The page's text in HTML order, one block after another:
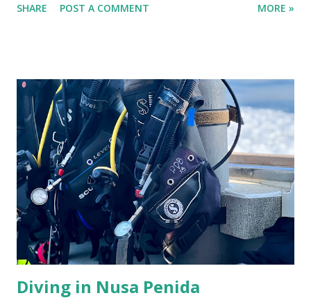
di kamar mandi, saat Bali berminggu-minggu hujan yang
ambil resiko. Makanan berjamur dikit aja gw buang apalagi
ini yang masuk ke tubuh lewat bagian yang juga bisa rawan
terserang jamur. Karena sudah wishlist Filmore Girlfriend
menstrual cup lama banget, akhirnya gw beli ya karena
butuh juga. Punya menstrual cup satu aja cukup. Awalnya
agak kagok ya karena kebiasaan pake mens cup yang bentuk
bulet utuh gitu. Tapi yang ini mirip tangga berundak gitu.
Apa sih, yang model lingkar paling kecil, lingkar teng...
SHARE POST A COMMENT MORE »
Diving in Nusa Penida